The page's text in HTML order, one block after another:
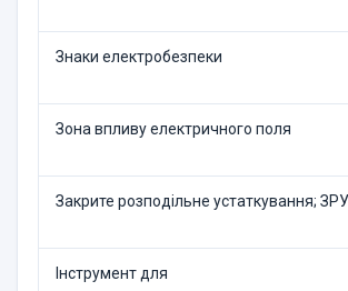
Знаки електробезпеки
Зона впливу електричного поля
Закрите розподільне устаткування; ЗРУ
Інструмент для